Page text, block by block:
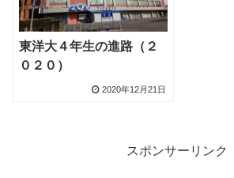
東洋大４年生の進路（２
０２０）
2020年12月21日
スポンサーリンク